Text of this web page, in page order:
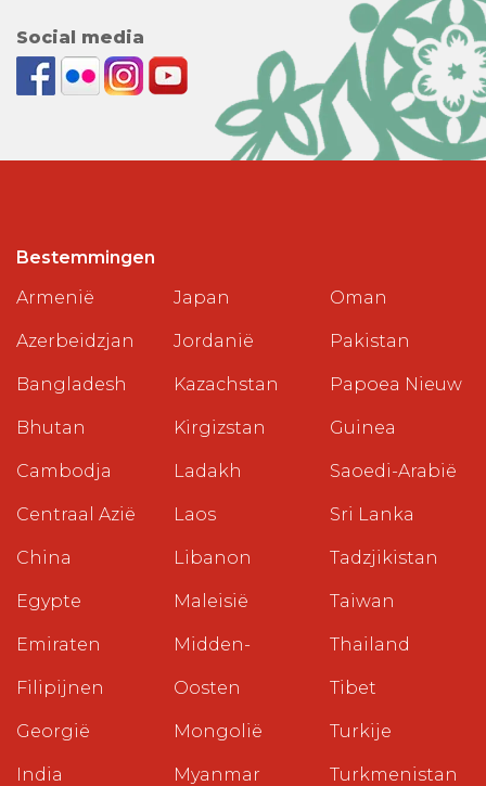
Social media
Bestemmingen
Armenië
Azerbeidzjan
Bangladesh
Bhutan
Cambodja
Centraal Azië
China
Egypte
Emiraten
Filipijnen
Georgië
India
Japan
Jordanië
Kazachstan
Kirgizstan
Ladakh
Laos
Libanon
Maleisië
Midden-
Oosten
Mongolië
Myanmar
Oman
Pakistan
Papoea Nieuw
Guinea
Saoedi-Arabië
Sri Lanka
Tadzjikistan
Taiwan
Thailand
Tibet
Turkije
Turkmenistan